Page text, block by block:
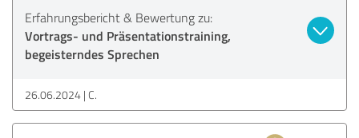
Erfahrungsbericht & Bewertung zu:
Vortrags- und Präsentationstraining,
begeisterndes Sprechen
26.06.2024 C.